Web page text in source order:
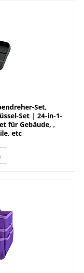
Set,
Set | 24-in-1-
für Gebäude, ,
etc